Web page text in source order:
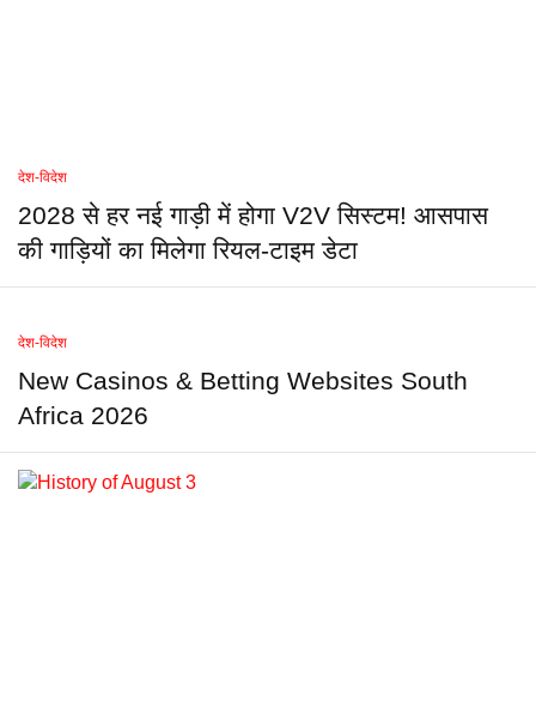
देश-विदेश
2028 से हर नई गाड़ी में होगा V2V सिस्टम! आसपास
की गाड़ियों का मिलेगा रियल-टाइम डेटा
देश-विदेश
New Casinos & Betting Websites South
Africa 2026